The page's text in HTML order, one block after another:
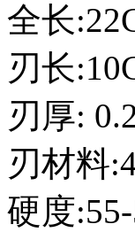
全长
刃长
刃厚:
刃材料
硬度